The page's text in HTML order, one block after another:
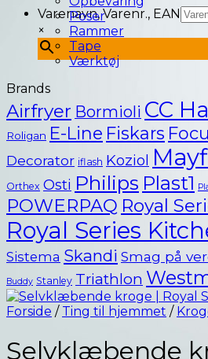
Varenavn, Varenr., EAN
×
Poser
Rammer
Tape
Værktøj
Brands
Airfryer Bormioli CC
Roligan E-Line Fiskars
Decorator iflash Koziol
Orthex Osti Philips Plast1
POWERPAQ Royal
Royal Series
Sistema Skandi Smag på
Buddy Stanley Triathlon
Forside / Ting til hjemmet /
Selvklæbende